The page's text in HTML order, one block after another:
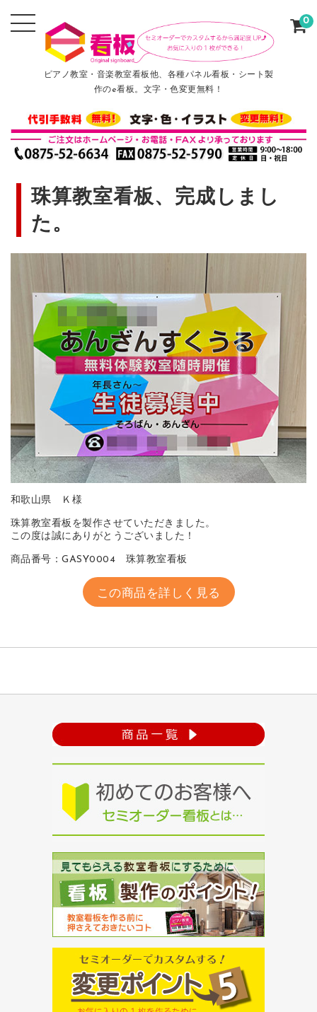
ピアノ教室・音楽教室看板他、各種パネル看板・シート製
作のe看板。文字・色変更無料！
0
珠算教室看板、完成しまし
た。
和歌山県 Ｋ様
珠算教室看板を製作させていただきました。
この度は誠にありがとうございました！
商品番号：GASY0004 珠算教室看板
この商品を詳しく見る